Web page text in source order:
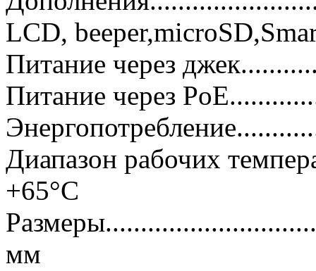
LCD,
Питание через
Питание через
Диапазон рабочих
+65°C
мм